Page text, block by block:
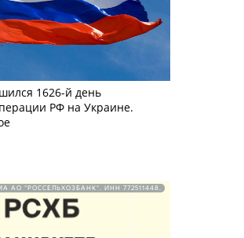
1626-й день
РФ на Украине.
АО "РОССЕЛЬХОЗБАНК". ИНН 772511448.